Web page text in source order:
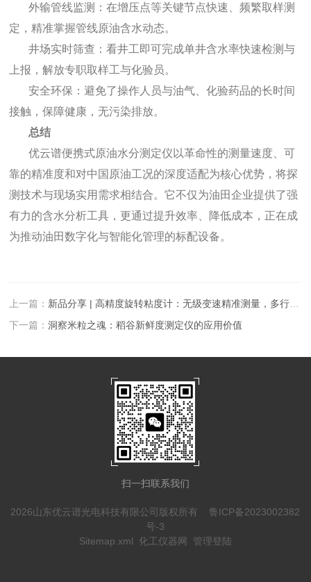
外输管线监测：在增压点等关键节点快速、频繁取样测
定，精准掌握管线原油含水动态。
井场实时筛查：看井工即可完成单井含水率快速检测与
上报，解放专职取样工与化验员。
安全环保：避免了操作人员与油气、化验药品的长时间
接触，保障健康，无污染排放。
总结
优云谱便携式原油水分测定仪以革命性的测量速度、可
靠的精准度和对中国原油工况的深度适配为核心优势，将探
测技术与现场实用需求相结合。它不仅为油田企业提供了强
有力的含水分析工具，更通过提升效率、降低成本，正在成
为推动油田数字化与智能化管理的标配设备。
上一篇： 新品分享 | 高精度旋转粘度计：无级变速精准测量，多行业粘度分析新利器
下一篇：洞察米粒之魂：稻谷新鲜度测定仪的应用价值
扫一扫联系我们
2026山东优云谱光电科技有限公司版权所有 鲁ICP备2023002382
号-3
Sitemap.xml 化工仪器网 管理登陆